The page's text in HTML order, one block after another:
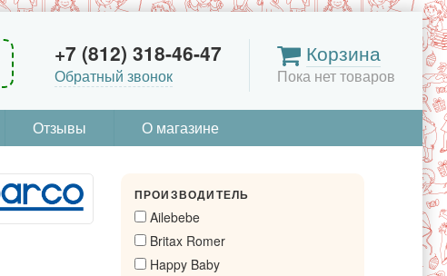
+7 (812) 318-46-47
Обратный звонок
Корзина
Пока нет товаров
Отзывы О магазине
ПРОИЗВОДИТЕЛЬ
Ailebebe
Britax Romer
Happy Baby